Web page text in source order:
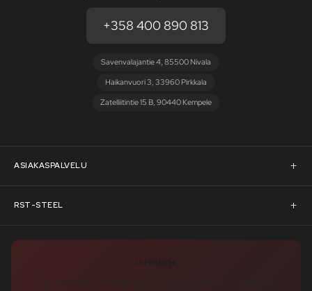
+358 400 890 813
Savenvalajantie 4, 85500 Nivala
Haikanvuori 3, 33960 Pirkkala
Zatelliitintie 15 B, 90440 Kempele
ASIAKASPALVELU
Asiakaspalvelu
Pyydä tarjous
RST-STEEL
RST-Steelin tarina
Uutiskirje